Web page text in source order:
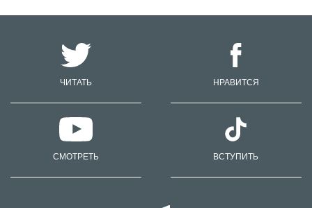
ЧИТАТЬ НРАВИТСЯ
СМОТРЕТЬ ВСТУПИТЬ